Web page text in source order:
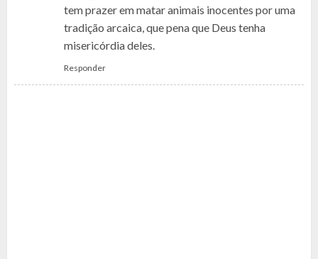
tem prazer em matar animais inocentes por uma
tradição arcaica, que pena que Deus tenha
misericórdia deles.
Responder